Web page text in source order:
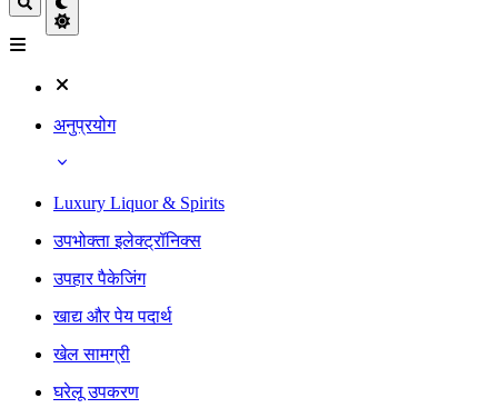
अनुप्रयोग
Luxury Liquor & Spirits
उपभोक्ता इलेक्ट्रॉनिक्स
उपहार पैकेजिंग
खाद्य और पेय पदार्थ
खेल सामग्री
घरेलू उपकरण